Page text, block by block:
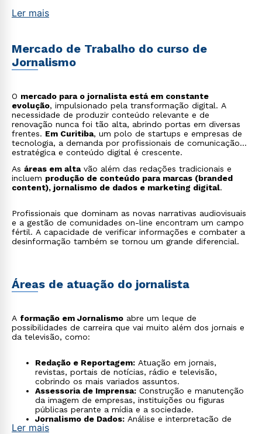
Ler mais
Mercado de Trabalho do curso de
Jornalismo
O mercado para o jornalista está em constante
evolução, impulsionado pela transformação digital. A
necessidade de produzir conteúdo relevante e de
renovação nunca foi tão alta, abrindo portas em diversas
frentes. Em Curitiba, um polo de startups e empresas de
tecnologia, a demanda por profissionais de comunicação
estratégica e conteúdo digital é crescente.
As áreas em altavão além das redações tradicionais e
incluem produção de conteúdo para marcas (branded
content), jornalismo de dados e marketing digital.
Profissionais que dominam as novas narrativas audiovisuais
e a gestão de comunidades on-line encontram um campo
fértil. A capacidade de verificar informações e combater a
desinformação também se tornou um grande diferencial.
Áreas de atuação do jornalista
A formação em Jornalismo abre um leque de
possibilidades de carreira que vai muito além dos jornais e
da televisão, como:
Redação e Reportagem: Atuação em jornais,
revistas, portais de notícias, rádio e televisão,
cobrindo os mais variados assuntos.
Assessoria de Imprensa: Construção e manutenção
da imagem de empresas, instituições ou figuras
públicas perante a mídia e a sociedade.
Jornalismo de Dados: Análise e interpretação de
grandes volumes de dados para criar reportagens
Ler mais